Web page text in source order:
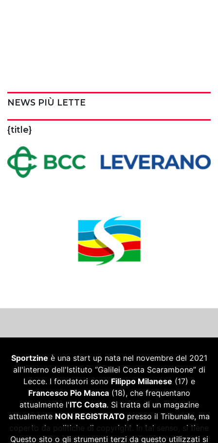
NEWS PIÙ LETTE
{title}
Sportzine è una start up nata nel novembre del 2021
all'interno dell'Istituto “Galilei Costa Scarambone” di
Lecce. I fondatori sono Filippo Milanese (17) e
Francesco Pio Manca(18), che frequentano
attualmente l'ITC Costa. Si tratta di un magazine
attualmente NON REGISTRATO presso il Tribunale, ma
coperto da politiche di copyright. In tal senso, si tiene
a specificare che qualora dovesse tale “testata”
Questo sito o gli strumenti terzi da questo utilizzati si